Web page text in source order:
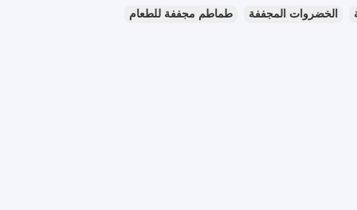
الخضروات المجففة طماطم مجففة للطعام